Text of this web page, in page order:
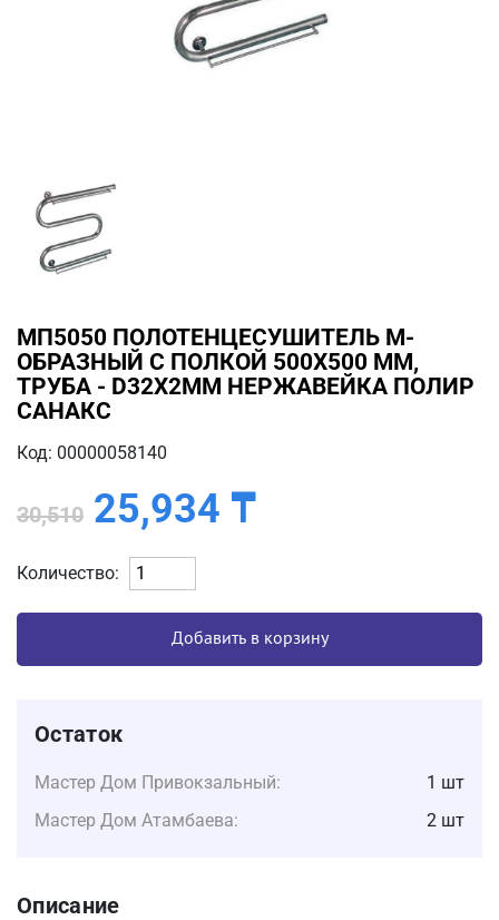
МП5050 ПОЛОТЕНЦЕСУШИТЕЛЬ М-
ОБРАЗНЫЙ С ПОЛКОЙ 500Х500 ММ,
ТРУБА - D32X2ММ НЕРЖАВЕЙКА ПОЛИР
САНАКС
Код: 00000058140
30,510 25,934 ₸
Количество:
Добавить в корзину
Остаток
Мастер Дом Привокзальный:
1 шт
Мастер Дом Атамбаева:
2 шт
Описание